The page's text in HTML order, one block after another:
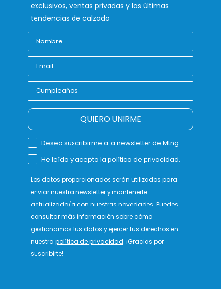
exclusivos, ventas privadas y las últimas
tendencias de calzado.
QUIERO UNIRME
Deseo suscribirme a la newsletter de Mtng
He leído y acepto la política de privacidad.
Los datos proporcionados serán utilizados para
enviar nuestra newsletter y mantenerte
actualizado/a con nuestras novedades. Puedes
consultar más información sobre cómo
gestionamos tus datos y ejercer tus derechos en
nuestra política de privacidad. ¡Gracias por
suscribirte!